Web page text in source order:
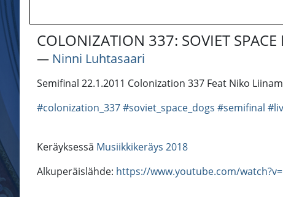
COLONIZATION 337: SOVIET SPACE
― Ninni Luhtasaari
Semifinal 22.1.2011 Colonization 337 Feat Niko
#colonization_337#soviet_space_dogs #semifinal
Keräyksessä Musiikkikeräys 2018
Alkuperäislähde: https://www.youtube.com/